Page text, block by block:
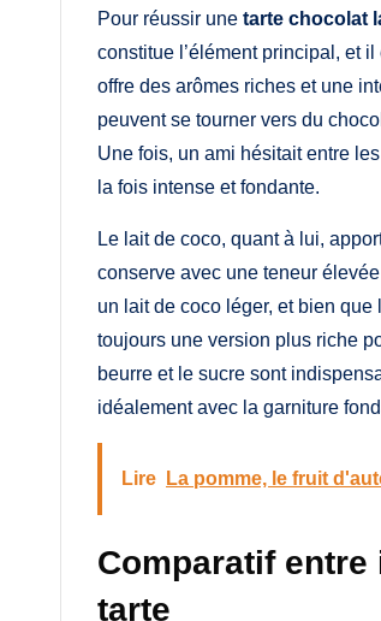
Pour réussir une tarte chocolat
constitue l’élément principal, et
offre des arômes riches et une
peuvent se tourner vers du
Une fois, un ami hésitait entre
la fois intense et fondante.
Le lait de coco, quant à lui,
conserve avec une teneur
un lait de coco léger, et bien
toujours une version plus riche
beurre et le sucre sont
idéalement avec la garniture
Lire La pomme, le fruit
Comparatif
tarte